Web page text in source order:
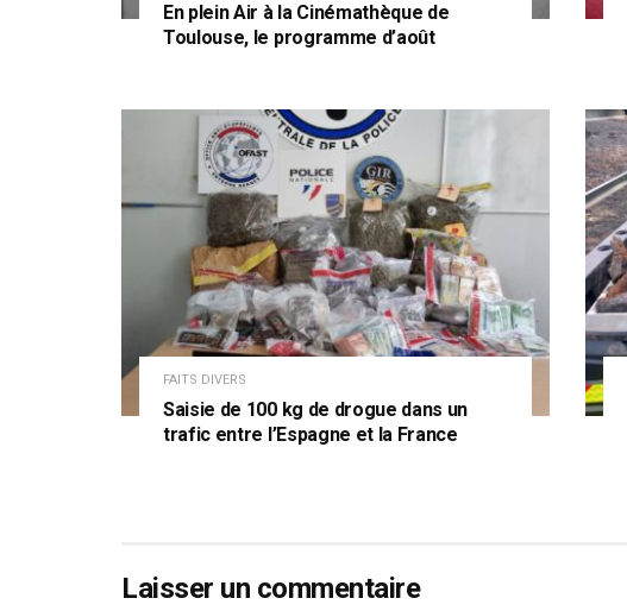
En plein Air à la Cinémathèque de
Toulouse, le programme d’août
FAITS DIVERS
Saisie de 100 kg de drogue dans un
trafic entre l’Espagne et la France
Laisser un commentaire